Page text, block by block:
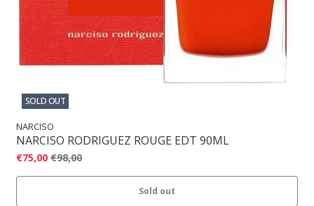
SOLD OUT
NARCISO
NARCISO RODRIGUEZ ROUGE EDT 90ML
€75,00 €98,00
Sold out